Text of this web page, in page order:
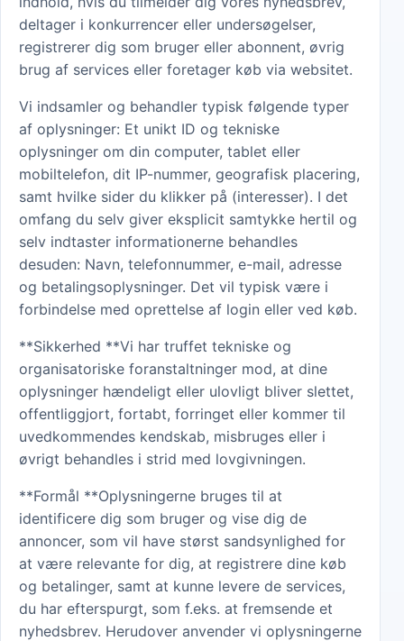
deltager i konkurrencer eller undersøgelser,
registrerer dig som bruger eller abonnent, øvrig
brug af services eller foretager køb via websitet.
Vi indsamler og behandler typisk følgende typer
af oplysninger: Et unikt ID og tekniske
oplysninger om din computer, tablet eller
mobiltelefon, dit IP-nummer, geografisk placering,
samt hvilke sider du klikker på (interesser). I det
omfang du selv giver eksplicit samtykke hertil og
selv indtaster informationerne behandles
desuden: Navn, telefonnummer, e-mail, adresse
og betalingsoplysninger. Det vil typisk være i
forbindelse med oprettelse af login eller ved køb.
**Sikkerhed **Vi har truffet tekniske og
organisatoriske foranstaltninger mod, at dine
oplysninger hændeligt eller ulovligt bliver slettet,
offentliggjort, fortabt, forringet eller kommer til
uvedkommendes kendskab, misbruges eller i
øvrigt behandles i strid med lovgivningen.
**Formål **Oplysningerne bruges til at
identificere dig som bruger og vise dig de
annoncer, som vil have størst sandsynlighed for
at være relevante for dig, at registrere dine køb
og betalinger, samt at kunne levere de services,
du har efterspurgt, som f.eks. at fremsende et
nyhedsbrev. Herudover anvender vi oplysningerne